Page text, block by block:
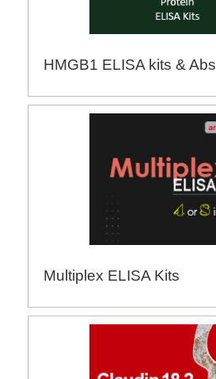
HMGB1 ELISA kits & Abs
Multiplex ELISA Kits